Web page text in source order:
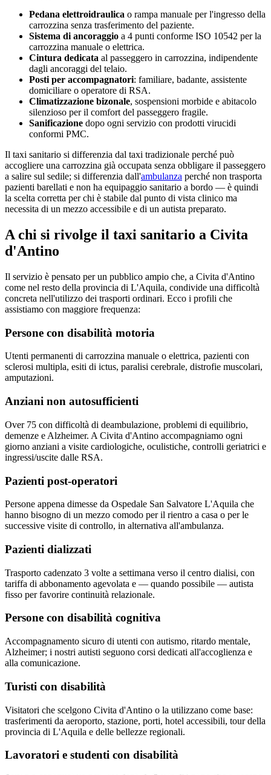
Pedana elettroidraulica o rampa manuale per l'ingresso della
carrozzina senza trasferimento del paziente.
Sistema di ancoraggio a 4 punti conforme ISO 10542 per la
carrozzina manuale o elettrica.
Cintura dedicata al passeggero in carrozzina, indipendente
dagli ancoraggi del telaio.
Posti per accompagnatori: familiare, badante, assistente
domiciliare o operatore di RSA.
Climatizzazione bizonale, sospensioni morbide e abitacolo
silenzioso per il comfort del passeggero fragile.
Sanificazione dopo ogni servizio con prodotti virucidi
conformi PMC.
Il taxi sanitario si differenzia dal taxi tradizionale perché può
accogliere una carrozzina già occupata senza obbligare il passeggero
a salire sul sedile; si differenzia dall'ambulanza perché non trasporta
pazienti barellati e non ha equipaggio sanitario a bordo — è quindi
la scelta corretta per chi è stabile dal punto di vista clinico ma
necessita di un mezzo accessibile e di un autista preparato.
A chi si rivolge il taxi sanitario a Civita
d'Antino
Il servizio è pensato per un pubblico ampio che, a Civita d'Antino
come nel resto della provincia di L'Aquila, condivide una difficoltà
concreta nell'utilizzo dei trasporti ordinari. Ecco i profili che
assistiamo con maggiore frequenza:
Persone con disabilità motoria
Utenti permanenti di carrozzina manuale o elettrica, pazienti con
sclerosi multipla, esiti di ictus, paralisi cerebrale, distrofie muscolari,
amputazioni.
Anziani non autosufficienti
Over 75 con difficoltà di deambulazione, problemi di equilibrio,
demenze e Alzheimer. A Civita d'Antino accompagniamo ogni
giorno anziani a visite cardiologiche, oculistiche, controlli geriatrici e
ingressi/uscite dalle RSA.
Pazienti post-operatori
Persone appena dimesse da Ospedale San Salvatore L'Aquila che
hanno bisogno di un mezzo comodo per il rientro a casa o per le
successive visite di controllo, in alternativa all'ambulanza.
Pazienti dializzati
Trasporto cadenzato 3 volte a settimana verso il centro dialisi, con
tariffa di abbonamento agevolata e — quando possibile — autista
fisso per favorire continuità relazionale.
Persone con disabilità cognitiva
Accompagnamento sicuro di utenti con autismo, ritardo mentale,
Alzheimer; i nostri autisti seguono corsi dedicati all'accoglienza e
alla comunicazione.
Turisti con disabilità
Visitatori che scelgono Civita d'Antino o la utilizzano come base:
trasferimenti da aeroporto, stazione, porti, hotel accessibili, tour della
provincia di L'Aquila e delle bellezze regionali.
Lavoratori e studenti con disabilità